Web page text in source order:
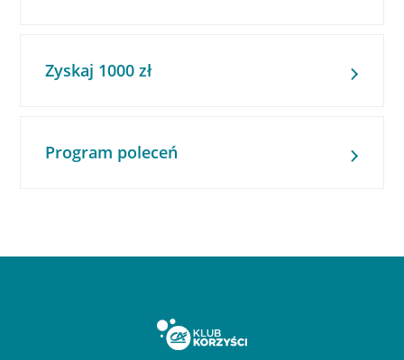
Zyskaj 1000 zł
Program poleceń